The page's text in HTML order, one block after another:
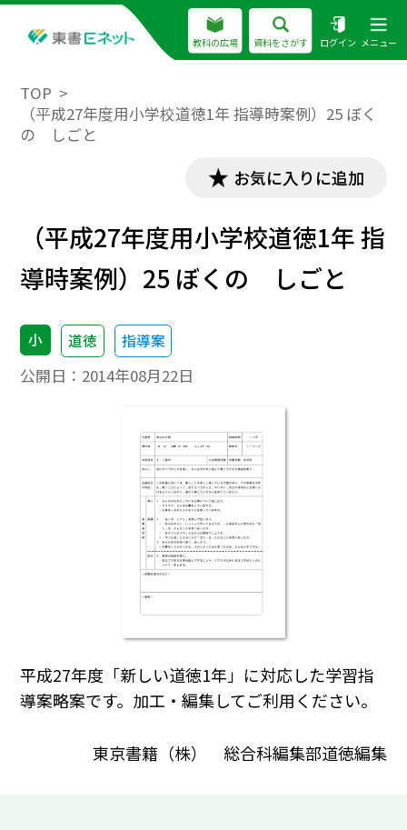
教科の広場 資料をさがす ログイン メニュー
TOP
（平成27年度用小学校道徳1年 指導時案例）25 ぼく
の しごと
お気に入りに追加
（平成27年度用小学校道徳1年 指
導時案例）25 ぼくの しごと
小 道徳 指導案
公開日： 2014年08月22日
平成27年度「新しい道徳1年」に対応した学習指
導案略案です。加工・編集してご利用ください。
東京書籍（株） 総合科編集部道徳編集